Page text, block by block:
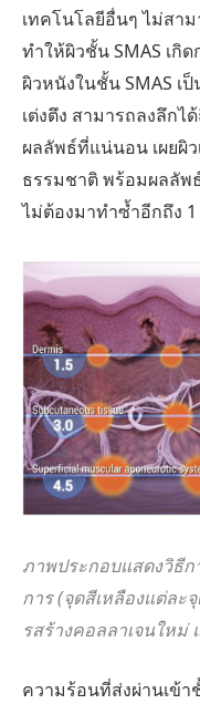
เทคโนโลยีอื่นๆ ไม่สา
ทำให้ผิวชั้น SMAS เกิ
ผิวหนังในชั้น SMAS เ
เต่งตึง สามารถลงลึก
ผลลัพธ์ที่แน่นอน เผยผิ
ธรรมชาติ พร้อมผลลัพ
ไม่ต้องมาทำซ้ำอีกถึง
ภาพประกอบแสดงวิธี
การ (จุดสีเหลืองแต่ละ
รสร้างคอลลาเจนใหม่
ความร้อนที่ส่งผ่านเข้า